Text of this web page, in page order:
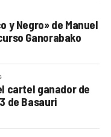
y Negro» de Manuel
Ganorabako
cartel ganador de
de Basauri